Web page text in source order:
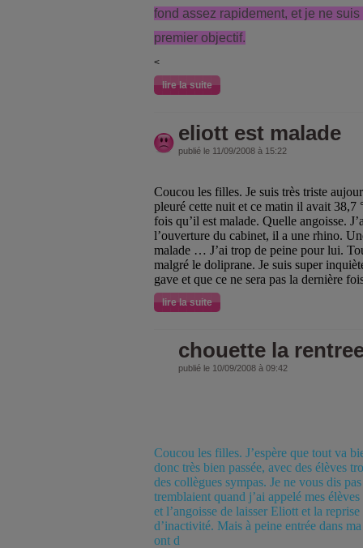
fond assez rapidement, et je ne
premier objectif.
<
lire la suite
eliott est malade
publié le 11/09/2008 à 15:22
Coucou les filles. Je suis très triste
pleuré cette nuit et ce matin il avait 38,7
fois qu’il est malade. Quelle angoisse.
l’ouverture du cabinet, il a une rhino.
malade … J’ai trop de peine pour lui.
malgré le doliprane. Je suis super
gave et que ce ne sera pas la dernière
lire la suite
chouette la
publié le 10/09/2008 à 09:42
Coucou les filles. J’espère que tout va
donc très bien passée, avec des élèves
des collègues sympas. Je ne vous dis
tremblaient quand j’ai appelé mes
et l’angoisse de laisser Eliott et la
d’inactivité. Mais à peine entrée dans
ont d